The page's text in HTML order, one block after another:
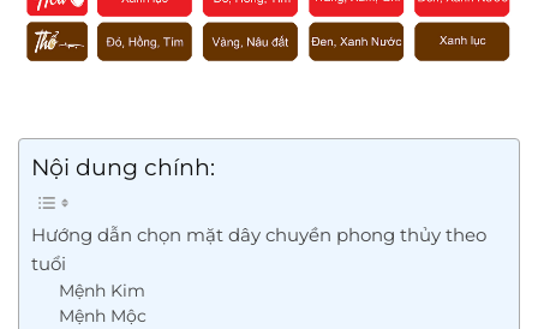
Nội dung chính:
Hướng dẫn chọn mặt dây chuyền phong thủy theo
tuổi
Mệnh Kim
Mệnh Mộc